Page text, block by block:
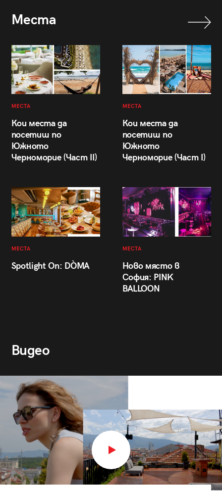
Места
МЕСТА
Кои места да
посетиш по
Южното
Черноморие (Част II)
МЕСТА
Кои места да
посетиш по
Южното
Черноморие (Част I)
МЕСТА
Spotlight On: DÒMA
МЕСТА
Ново място в
София: PINK
BALLOON
Видео